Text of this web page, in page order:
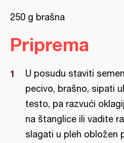
250 g brašna
Priprema
U posudu staviti
pecivo, brašno, sipati
testo, pa razvući
na štanglice ili vadite
slagati u pleh obložen